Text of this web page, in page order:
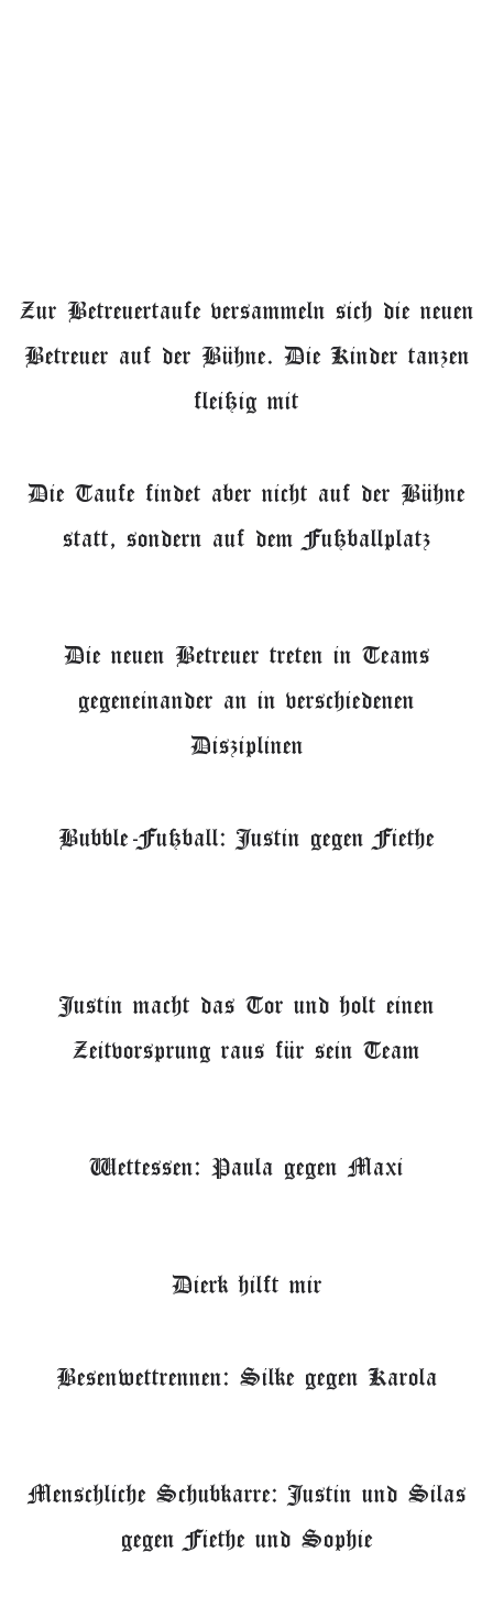
Zur Betreuertaufe versammeln sich die neuen
Betreuer auf der Bühne. Die Kinder tanzen
fleißig mit
Die Taufe findet aber nicht auf der Bühne
statt, sondern auf dem Fußballplatz
Die neuen Betreuer treten in Teams
gegeneinander an in verschiedenen
Disziplinen
Bubble-Fußball: Justin gegen Fiethe
Justin macht das Tor und holt einen
Zeitvorsprung raus für sein Team
Wettessen: Paula gegen Maxi
Dierk hilft mir
Besenwettrennen: Silke gegen Karola
Menschliche Schubkarre: Justin und Silas
gegen Fiethe und Sophie